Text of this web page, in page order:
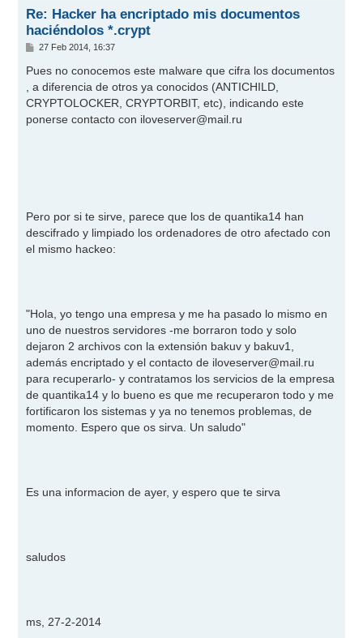
Re: Hacker ha encriptado mis documentos
haciéndolos *.crypt
M
n
s
a
j
e
27 Feb 2014, 16:37
Pues no conocemos este malware que cifra los documentos
, a diferencia de otros ya conocidos (ANTICHILD,
CRYPTOLOCKER, CRYPTORBIT, etc), indicando este
ponerse contacto con iloveserver@mail.ru
Pero por si te sirve, parece que los de quantika14 han
descifrado y limpiado los ordenadores de otro afectado con
el mismo hackeo:
"Hola, yo tengo una empresa y me ha pasado lo mismo en
uno de nuestros servidores -me borraron todo y solo
dejaron 2 archivos con la extensión bakuv y bakuv1,
además encriptado y el contacto de iloveserver@mail.ru
para recuperarlo- y contratamos los servicios de la empresa
de quantika14 y lo bueno es que me recuperaron todo y me
fortificaron los sistemas y ya no tenemos problemas, de
momento. Espero que os sirva. Un saludo"
Es una informacion de ayer, y espero que te sirva
saludos
ms, 27-2-2014